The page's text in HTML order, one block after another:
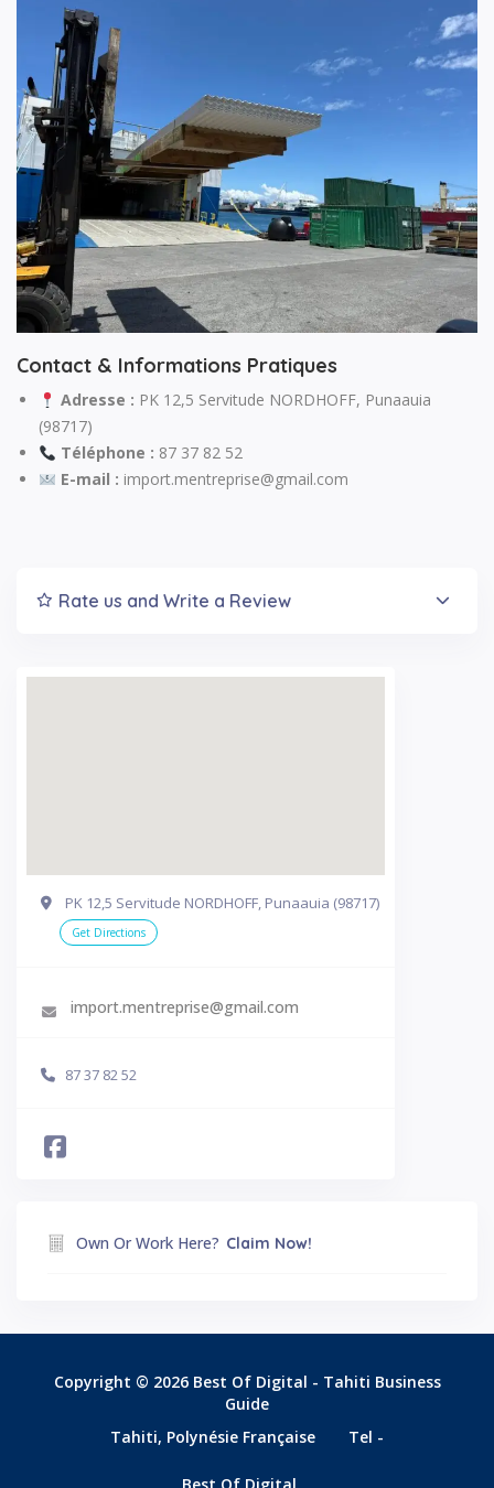
Contact & Informations Pratiques
Adresse : PK 12,5 Servitude NORDHOFF, Punaauia
(98717)
Téléphone : 87 37 82 52
E-mail : import.mentreprise@gmail.com
Rate us and Write a Review
PK 12,5 Servitude NORDHOFF, Punaauia (98717)
Get Directions
import.mentreprise@gmail.com
87 37 82 52
Own Or Work Here? Claim Now!
Copyright © 2026 Best Of Digital - Tahiti Business
Guide
Tahiti, Polynésie Française
Tel -